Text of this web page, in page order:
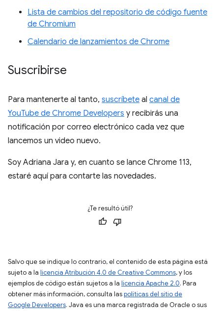
Lista de cambios del repositorio de código fuente
de Chromium
Calendario de lanzamientos de Chrome
Suscribirse
Para mantenerte al tanto, suscríbete al canal de
YouTube de Chrome Developers y recibirás una
notificación por correo electrónico cada vez que
lancemos un video nuevo.
Soy Adriana Jara y, en cuanto se lance Chrome 113,
estaré aquí para contarte las novedades.
¿Te resultó útil?
Salvo que se indique lo contrario, el contenido de esta página está
sujeto a la licencia Atribución 4.0 de Creative Commons, y los
ejemplos de código están sujetos a la licencia Apache 2.0. Para
obtener más información, consulta laspolíticas del sitio de
Google Developers. Java es una marca registrada de Oracle o sus